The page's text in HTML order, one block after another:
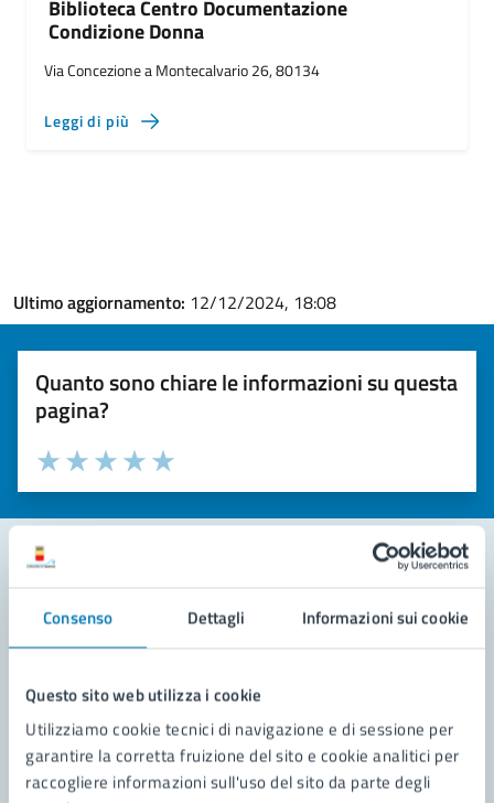
Consenso Dettagli Informazioni sui cookie
Questo sito web utilizza i cookie
Utilizziamo cookie tecnici di navigazione e di sessione per
garantire la corretta fruizione del sito e cookie analitici per
raccogliere informazioni sull'uso del sito da parte degli
Biblioteca Centro Documentazione
Condizione Donna
Via Concezione a Montecalvario 26, 80134
Leggi di più
Ultimo aggiornamento: 12/12/2024, 18:08
Quanto sono chiare le informazioni su questa
pagina?
Valuta la chiarezza delle informazioni (da 1 a 5 stelle)
Seleziona il numero di stelle per valutare la chiarezza delle
Valuta 5 stelle su 5
Valuta 4 stelle su 5
Valuta 3 stelle su 5
Valuta 2 stelle su 5
Valuta 1 stelle su 5
Contatta il comune
Leggi le domande frequenti
Richiedi assistenza
Prenota appuntamento